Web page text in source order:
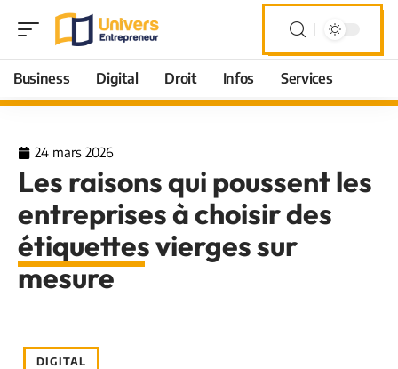
Business Digital Droit Infos Services
24 mars 2026
Les raisons qui poussent les
entreprises à choisir des
étiquettes vierges sur
mesure
DIGITAL